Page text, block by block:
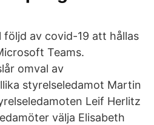
följd av covid-19 att hållas
Teams.
omval av
styrelseledamot Martin
Leif Herlitz
välja Elisabeth